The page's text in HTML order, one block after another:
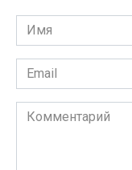
Имя
*
Email
*
Комментарий